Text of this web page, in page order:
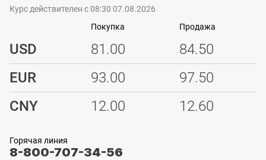
Курс действителен с 08:30 07.08.2026
USD
Покупка
81.00
Продажа
84.50
EUR
93.00
97.50
CNY
12.00 12.60
Горячая линия
8-800-707-34-56